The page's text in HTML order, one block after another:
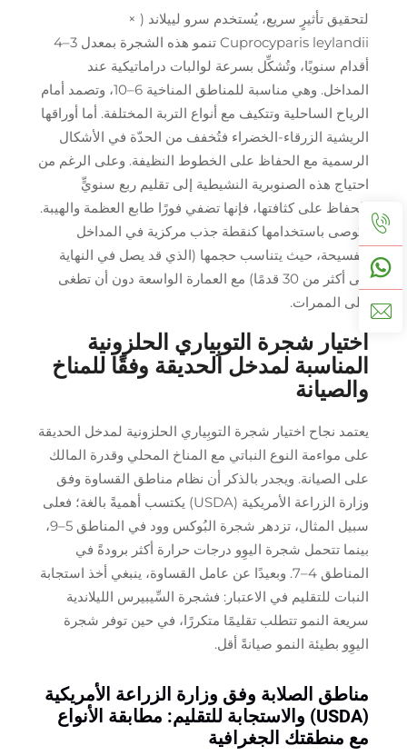
لتحقيق تأثيرٍ سريع، يُستخدم سرو لييلاند ( ×
Cuprocyparis leylandii
تنمو هذه الشجرة بمعدل 3–4
أقدام سنويًا، وتُشكِّل بسرعة لوالبات دراماتيكية عند
المداخل. وهي مناسبة للمناطق المناخية 6–10، وتصمد أمام
الرياح الساحلية وتتكيف مع أنواع التربة المختلفة. أما أوراقها
الريشية الزرقاء-الخضراء فتُخفف من الحدّة في الأشكال
الرسمية مع الحفاظ على الخطوط النظيفة. وعلى الرغم من
احتياج هذه الصنوبرية النشيطية إلى تقليم ربع سنويٍّ
للحفاظ على كثافتها، فإنها تضفي فورًا طابع العظمة والهيبة.
ويُوصى باستخدامها كنقطة جذب مركزية في المداخل
الفسيحة، حيث يتناسب حجمها (الذي قد يصل في النهاية
إلى أكثر من 30 قدمًا) مع العمارة الواسعة دون أن تطغى
على الممرات.
اختيار شجرة التوبِياري الحلزونية
المناسبة لمدخل الحديقة وفقًا للمناخ
والصيانة
يعتمد نجاح اختيار شجرة التوبِياري الحلزونية لمدخل الحديقة
على مواءمة النوع النباتي مع المناخ المحلي وقدرة المالك
على الصيانة. ويجدر بالذكر أن نظام مناطق القساوة وفق
وزارة الزراعة الأمريكية (USDA) يكتسب أهميةً بالغة؛ فعلى
سبيل المثال، تزدهر شجرة البُوكس وود في المناطق 5–9،
بينما تتحمل شجرة اليوِو درجات حرارة أكثر برودةً في
المناطق 4–7. وبعيدًا عن عامل القساوة، ينبغي أخذ استجابة
النبات للتقليم في الاعتبار: فشجرة السِّيبيرس الليلاندية
سريعة النمو تتطلب تقليمًا متكررًا، في حين توفر شجرة
اليوِو بطيئة النمو صيانةً أقل.
مناطق الصلابة وفق وزارة الزراعة الأمريكية
(USDA) والاستجابة للتقليم: مطابقة الأنواع
مع منطقتك الجغرافية